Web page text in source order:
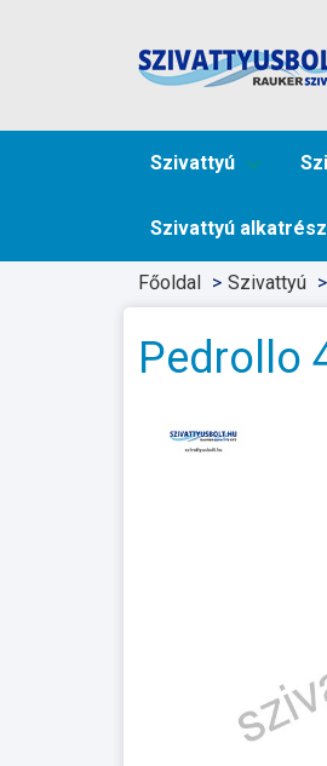
Szivattyú
Szivattyú alkatrész
Főoldal Szivattyú
Pedrollo